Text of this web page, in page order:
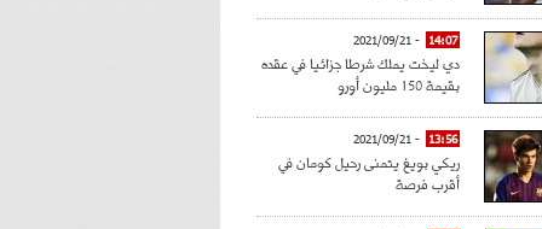
14:07
- 2021/09/21
دي ليخت يملك شرطا جزائيا في عقده
بقيمة 150 مليون أورو
13:56
- 2021/09/21
ريكي بويغ يتمنى رحيل كومان في
أقرب فرصة